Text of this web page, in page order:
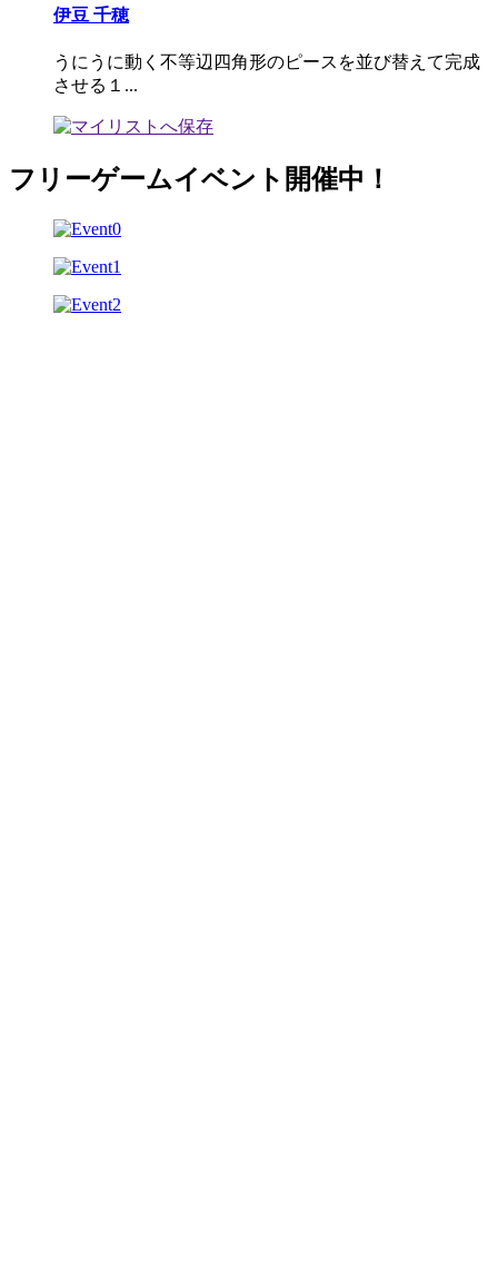
伊豆 千穂
うにうに動く不等辺四角形のピースを並び替えて完成
させる１...
フリーゲームイベント開催中！